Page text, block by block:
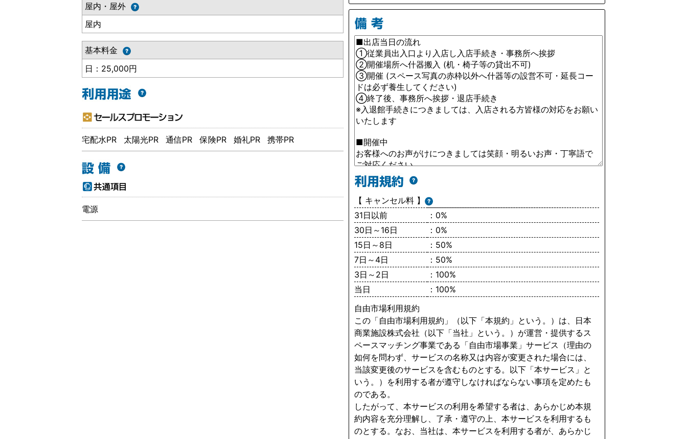
屋内・屋外
屋内
基本料金
日：25,000円
宅配水PR 太陽光PR 通信PR 保険PR 婚礼PR 携帯PR
電源
【 キャンセル料 】
31日以前
：0%
30日～16日
：0%
15日～8日
：50%
7日～4日
：50%
3日～2日
：100%
当日
：100%
自由市場利用規約
この「自由市場利用規約」（以下「本規約」という。）は、日本
商業施設株式会社（以下「当社」という。）が運営・提供するス
ペースマッチング事業である「自由市場事業」サービス（理由の
如何を問わず、サービスの名称又は内容が変更された場合には、
当該変更後のサービスを含むものとする。以下「本サービス」と
いう。）を利用する者が遵守しなければならない事項を定めたも
のである。
したがって、本サービスの利用を希望する者は、あらかじめ本規
約内容を充分理解し、了承・遵守の上、本サービスを利用するも
のとする。なお、当社は、本サービスを利用する者が、あらかじ